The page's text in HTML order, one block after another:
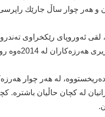
و هه‌ر چوار ساڵ جارێك
له‌ 2014ه‌وه‌ رووی له‌ داته‌پین كردووه‌.
ده‌ریخستووه‌، له‌ هه‌ر چوار